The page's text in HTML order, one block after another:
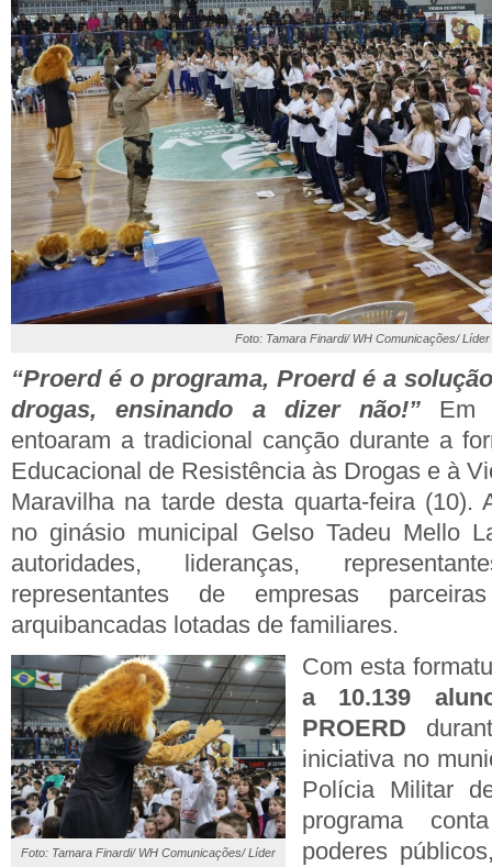
Foto: Tamara Finardi/ WH Comunicações/ Líder
“Proerd é o programa, Proerd é a
drogas, ensinando a dizer não!” Em
entoaram a tradicional canção durante a
Educacional de Resistência às Drogas e à
Maravilha na tarde desta quarta-feira (10).
no ginásio municipal Gelso Tadeu Mello
autoridades, lideranças,
representantes de empresas
arquibancadas lotadas de familiares.
Foto: Tamara Finardi/ WH Comunicações/ Líder
Com esta
a 10.139
PROERD
iniciativa no
Polícia Militar
programa
poderes